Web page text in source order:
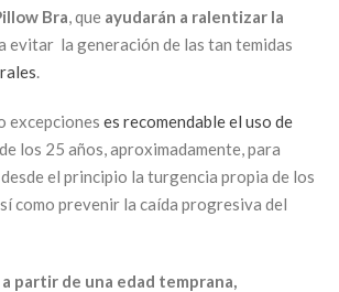
Bra, que ayudarán a ralentizar la
evitar la generación de las tan temidas
.
excepciones es recomendable el uso de
los 25 años, aproximadamente, para
el principio la turgencia propia de los
como prevenir la caída progresiva del
a partir de una edad temprana,